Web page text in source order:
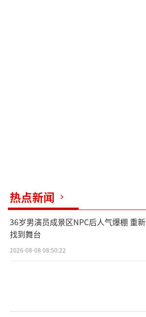
热点新闻
36岁男演员成景区NPC后人气爆棚 重新
找到舞台
2026-08-08 08:50:22